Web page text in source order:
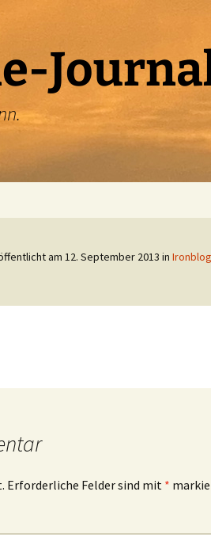
am 12. September 2013 in
Erforderliche Felder sind mit *